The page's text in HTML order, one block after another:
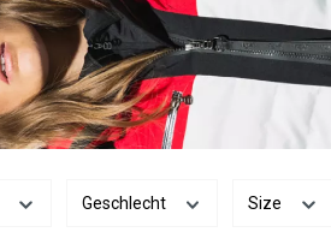
Geschlecht Size